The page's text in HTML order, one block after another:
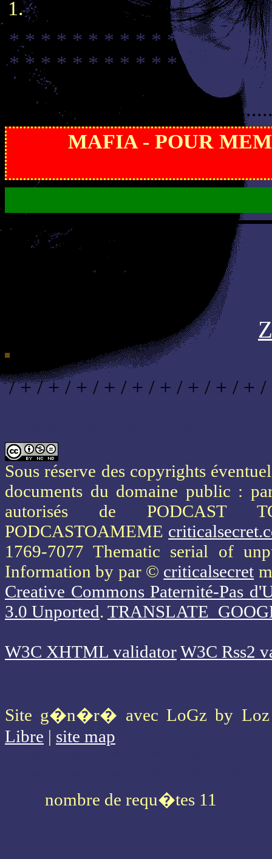
* * * * * * * * * * * * * * * *
* * * * * * * * * * * * * * * *
MAFIA - POUR
Z
/ + / + / + / + / + / + / + / + / +
Sous réserve des copyrights
documents du domaine public :
autorisés de PODCAST
PODCASTOAMEME
1769-7077 Thematic serial of
Information by par © criticalsecret
Creative Commons Paternité-Pas
3.0 Unported.
W3C XHTML validatorW3C Rss2
Site g�n�r� avec LoGz by
Libre | site map
nombre de requ�tes 11